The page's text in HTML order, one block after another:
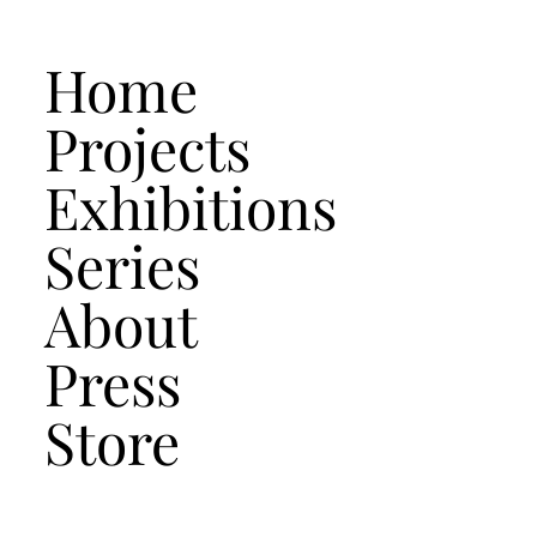
Home
Projects
Exhibitions
Series
About
Press
Store